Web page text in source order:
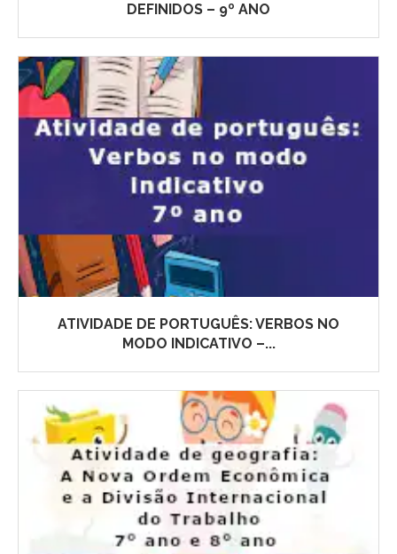
DEFINIDOS – 9º ANO
ATIVIDADE DE PORTUGUÊS: VERBOS NO
MODO INDICATIVO –...